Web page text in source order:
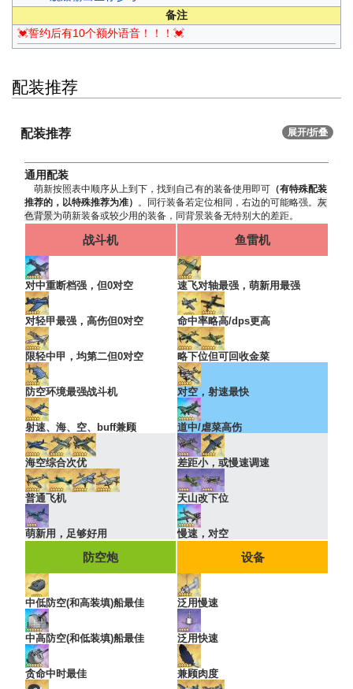
备注
💓誓约后有10个额外语音！！！💓
配装推荐
配装推荐 展开/折叠
通用配装
萌新按照表中顺序从上到下，找到自己有的装备使用即可（有特殊配装
推荐的，以特殊推荐为准）
。同行装备若定位相同，右边的可能略强。 灰
色背景为萌新装备或较少用的装备，同背景装备无特别大的差距。
战斗机
对中重断档强，但0对空
对轻甲最强，高伤但0对空
限轻中甲，均第二但0对空
防空环境最强战斗机
射速、海、空、buff兼顾
海空综合次优
普通飞机
萌新用，足够好用
鱼雷机
速飞对轴最强，萌新用最强
命中率略高/dps更高
略下位但可回收金菜
对空，射速最快
道中/虐菜高伤
差距小，或慢速调速
天山改下位
慢速，对空
防空炮
中低防空(和高装填)船最佳
中高防空(和低装填)船最佳
贪命中时最佳
设备
泛用慢速
泛用快速
兼顾肉度